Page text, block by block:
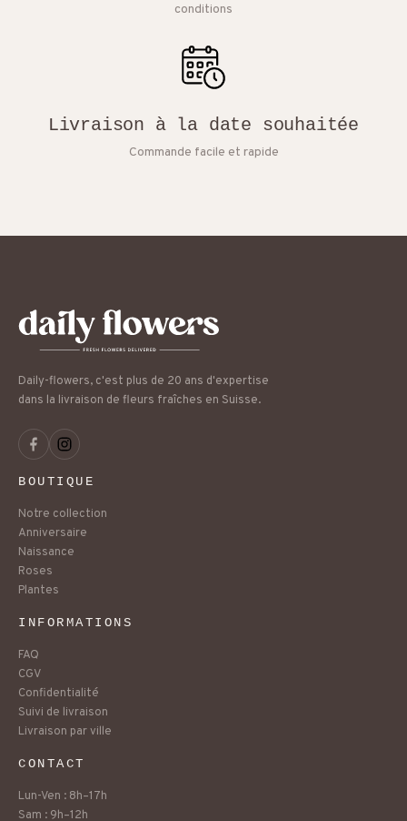
conditions
Livraison à la date souhaitée
Commande facile et rapide
Daily-flowers, c'est plus de 20 ans d'expertise
dans la livraison de fleurs fraîches en Suisse.
BOUTIQUE
Notre collection
Anniversaire
Naissance
Roses
Plantes
INFORMATIONS
FAQ
CGV
Confidentialité
Suivi de livraison
Livraison par ville
CONTACT
Lun-Ven : 8h–17h
Sam : 9h–12h